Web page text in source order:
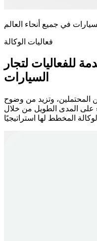
في جميع أنحاء العالم
فعاليات الوكالة
للفعاليات لتجار
السيارات
المحتملين، وتزيد من وضوح
على المدى الطويل من خلال
المخطط لها استراتيجيًا